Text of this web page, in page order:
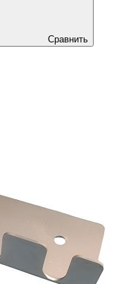
Сравнить